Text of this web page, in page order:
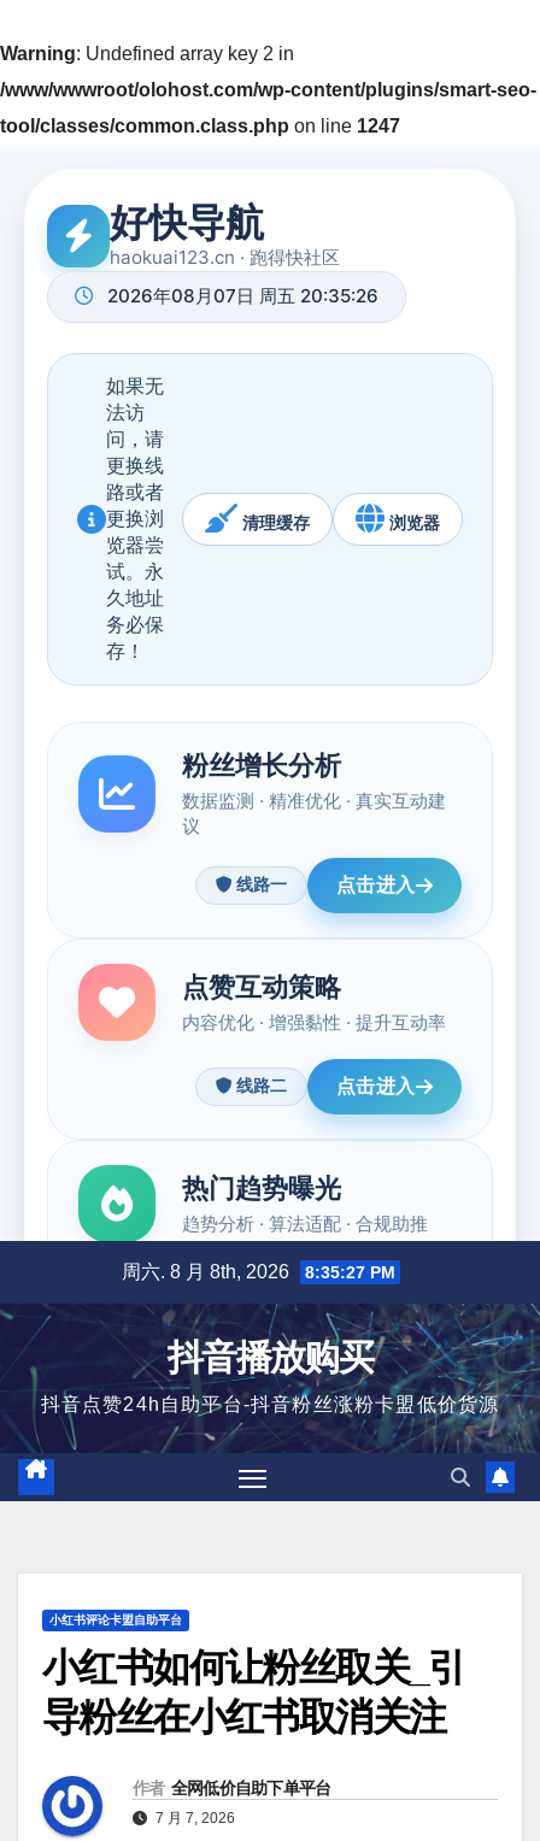
Warning: Undefined array key 2 in
/www/wwwroot/olohost.com/wp-content/plugins/smart-seo-
tool/classes/common.class.php on line 1247
容
周六. 8 月 8th, 2026 8:35:28 PM
抖音播放购买
抖音点赞24h自助平台-抖音粉丝涨粉卡盟低价货源
小红书评论卡盟自助平台
小红书如何让粉丝取关_引
导粉丝在小红书取消关注
作者 全网低价自助下单平台
7 月 7, 2026